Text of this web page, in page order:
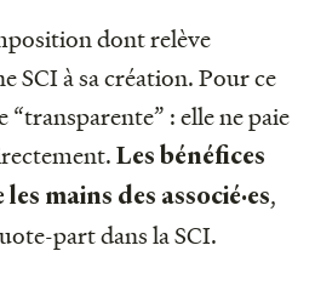
dont relève
SCI à sa création. Pour ce
“transparente” : elle ne paie
Les bénéfices
mains des associé·es,
part dans la SCI.